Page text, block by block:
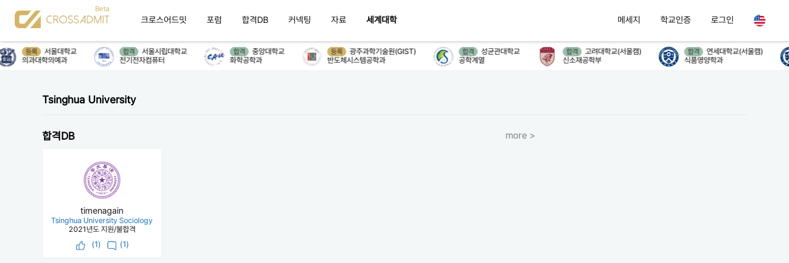
크로스어드밋 포럼 합격DB 커넥팅 자료 세계대학 메세지 학교인증 로그인
등록
서울대학교
의과대학의예과
합격
서울시립대학교
전기전자컴퓨터
합격
중앙대학교
화학공학과
등록
광주과학기술원(GIST)
반도체시스템공학과
합격
성균관대학교
공학계열
합격
고려대학교(서울캠)
신소재공학부
합격
연세대학교(서울캠)
식품영양학과
Tsinghua University
합격DB more >
timenagain
Tsinghua University Sociology
2021년도 지원/불합격
(1) (1)